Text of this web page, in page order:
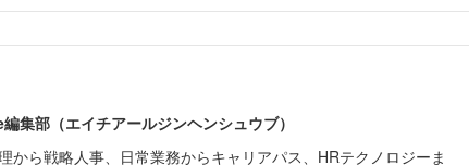
集部（エイチアールジンヘンシュウブ）
から戦略人事、日常業務からキャリアパス、HRテクノロジーま